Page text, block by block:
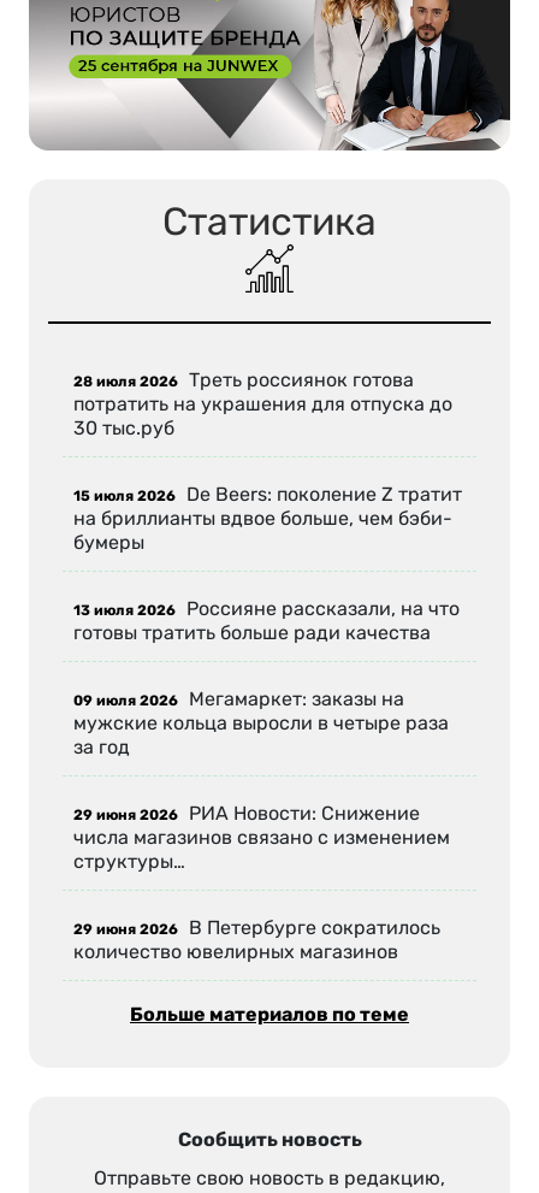
Статистика
28 июля 2026 Треть россиянок готова
потратить на украшения для отпуска до
30 тыс.руб
15 июля 2026 De Beers: поколение Z тратит
на бриллианты вдвое больше, чем бэби-
бумеры
13 июля 2026 Россияне рассказали, на что
готовы тратить больше ради качества
09 июля 2026 Мегамаркет: заказы на
мужские кольца выросли в четыре раза
за год
29 июня 2026 РИА Новости: Снижение
числа магазинов связано с изменением
структуры…
29 июня 2026 В Петербурге сократилось
количество ювелирных магазинов
Больше материалов по теме
Сообщить новость
Отправьте свою новость в редакцию,